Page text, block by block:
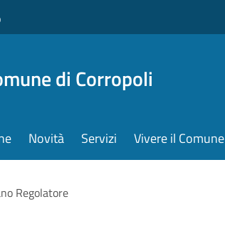
di Corropoli
Novità Servizi Vivere il Comune
Regolatore